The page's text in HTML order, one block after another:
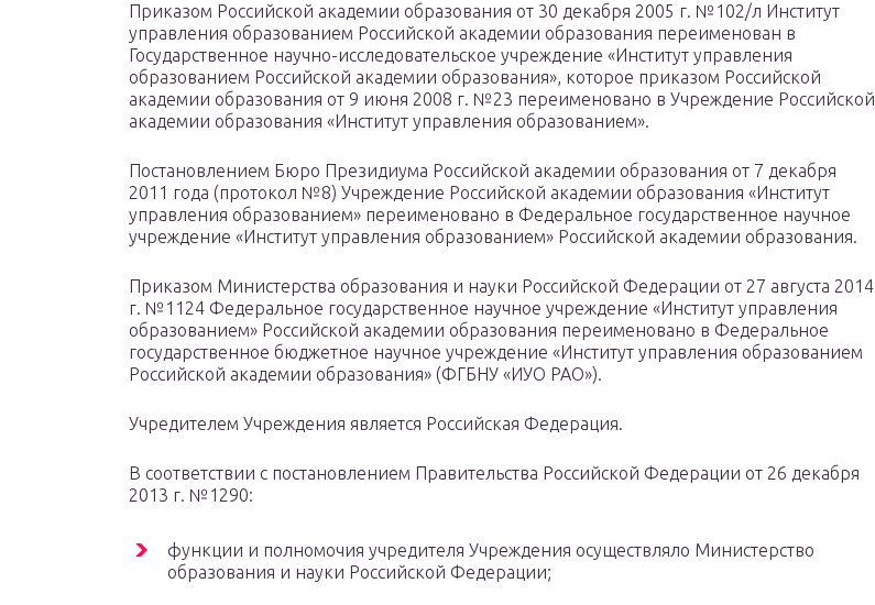
Приказом Российской академии образования от 30 декабря 2005 г. №102/л Институт
управления образованием Российской академии образования переименован в
Государственное научно-исследовательское учреждение «Институт управления
образованием Российской академии образования», которое приказом Российской
академии образования от 9 июня 2008 г. №23 переименовано в Учреждение Российской
академии образования «Институт управления образованием».
Постановлением Бюро Президиума Российской академии образования от 7 декабря
2011 года (протокол №8) Учреждение Российской академии образования «Институт
управления образованием» переименовано в Федеральное государственное научное
учреждение «Институт управления образованием» Российской академии образования.
Приказом Министерства образования и науки Российской Федерации от 27 августа 2014
г. №1124 Федеральное государственное научное учреждение «Институт управления
образованием» Российской академии образования переименовано в Федеральное
государственное бюджетное научное учреждение «Институт управления образованием
Российской академии образования» (ФГБНУ «ИУО РАО»).
Учредителем Учреждения является Российская Федерация.
В соответствии с постановлением Правительства Российской Федерации от 26 декабря
2013 г. №1290:
функции и полномочия учредителя Учреждения осуществляло Министерство
образования и науки Российской Федерации;